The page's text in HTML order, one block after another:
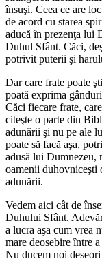
însuşi. Ceea ce are
de acord cu starea
aducă în prezenţa lui
Duhul Sfânt. Căci,
potrivit puterii şi
Dar care frate poate
poată exprima
Căci fiecare frate,
citeşte o parte din
adunării şi nu pe ale
poate să facă aşa,
adusă lui Dumnezeu,
oamenii duhovniceşti
adunării.
Vedem aici cât de
Duhului Sfânt.
a lucra aşa cum vrea
mare deosebire între
Nu ducem noi